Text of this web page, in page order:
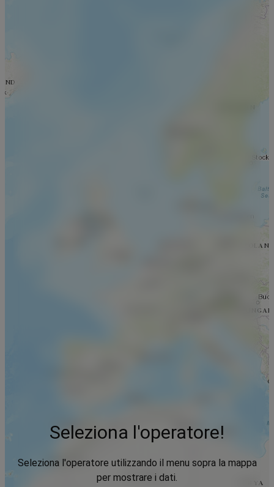
Seleziona l'operatore!
Seleziona l'operatore utilizzando il menu sopra la mappa
per mostrare i dati.